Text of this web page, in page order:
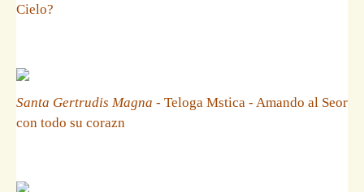
Cielo?
Santa Gertrudis Magna - Teloga Mstica - Amando al Seor
con todo su corazn